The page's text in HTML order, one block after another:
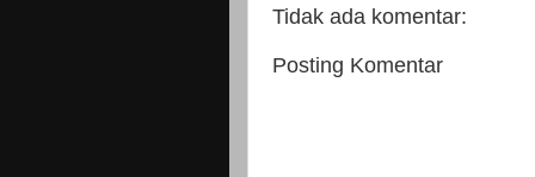
Tidak ada komentar:
Posting Komentar